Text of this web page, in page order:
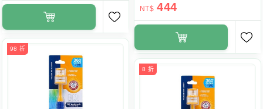
NT$ 444
98 折
8 折